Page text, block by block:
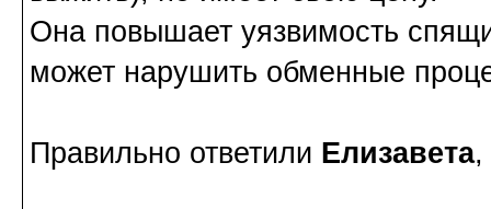
Она повышает уязвимость
может нарушить обменные
Правильно ответили Елизавета,